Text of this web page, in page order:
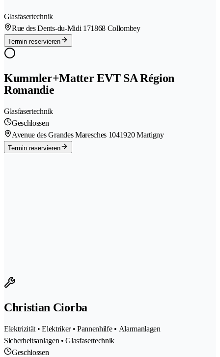
Glasfasertechnik
Rue des Dents-du-Midi 171868 Collombey
Termin reservieren
Kummler+Matter EVT SA Région
Romandie
Glasfasertechnik
Geschlossen
Avenue des Grandes Maresches 1041920 Martigny
Termin reservieren
Christian Ciorba
Elektrizität • Elektriker • Pannenhilfe • Alarmanlagen
Sicherheitsanlagen • Glasfasertechnik
Geschlossen